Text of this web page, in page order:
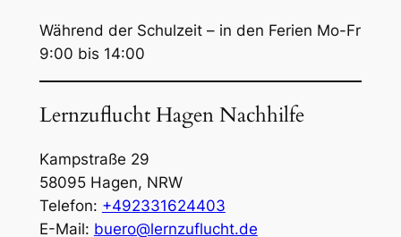
Während der Schulzeit – in den Ferien Mo-Fr
9:00 bis 14:00
Lernzuflucht Hagen Nachhilfe
Kampstraße 29
58095Hagen, NRW
Telefon: +492331624403
E-Mail: buero@lernzuflucht.de